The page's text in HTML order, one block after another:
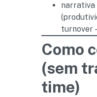
narrativa
turnover
Como
(sem
time)